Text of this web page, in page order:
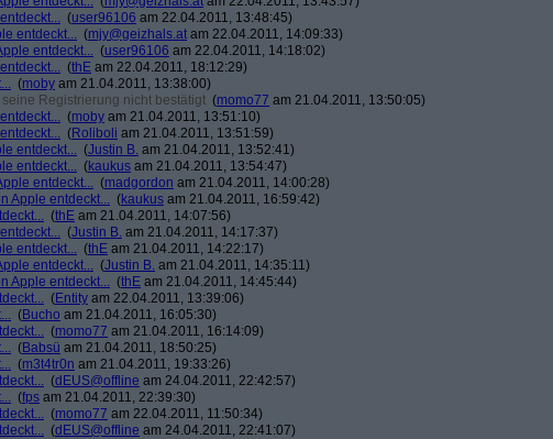
(user96106 am 22.04.2011, 13:48:45)
entdeckt... (mjy@geizhals.at am 22.04.2011, 14:09:33)
entdeckt... (user96106 am 22.04.2011, 14:18:02)
(thE am 22.04.2011, 18:12:29)
(moby am 21.04.2011, 13:38:00)
Registrierung nicht bestätigt (momo77 am 21.04.2011, 13:50:05)
(moby am 21.04.2011, 13:51:10)
(Roliboli am 21.04.2011, 13:51:59)
entdeckt... (Justin B. am 21.04.2011, 13:52:41)
entdeckt... (kaukus am 21.04.2011, 13:54:47)
entdeckt... (madgordon am 21.04.2011, 14:00:28)
Apple entdeckt... (kaukus am 21.04.2011, 16:59:42)
(thE am 21.04.2011, 14:07:56)
(Justin B. am 21.04.2011, 14:17:37)
entdeckt... (thE am 21.04.2011, 14:22:17)
entdeckt... (Justin B. am 21.04.2011, 14:35:11)
Apple entdeckt... (thE am 21.04.2011, 14:45:44)
(Entity am 22.04.2011, 13:39:06)
(Bucho am 21.04.2011, 16:05:30)
(momo77 am 21.04.2011, 16:14:09)
(Babsü am 21.04.2011, 18:50:25)
(m3t4tr0n am 21.04.2011, 19:33:26)
(dEUS@offline am 24.04.2011, 22:42:57)
(fps am 21.04.2011, 22:39:30)
(momo77 am 22.04.2011, 11:50:34)
(dEUS@offline am 24.04.2011, 22:41:07)